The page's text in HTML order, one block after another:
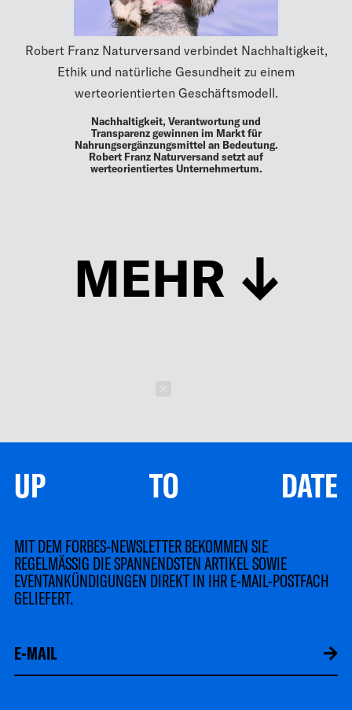
Robert Franz Naturversand verbindet Nachhaltigkeit,
Ethik und natürliche Gesundheit zu einem
werteorientierten Geschäftsmodell.
Nachhaltigkeit, Verantwortung und
Transparenz gewinnen im Markt für
Nahrungsergänzungsmittel an Bedeutung.
Robert Franz Naturversand setzt auf
werteorientiertes Unternehmertum.
MEHR
UP TO DATE
MIT DEM FORBES-NEWSLETTER BEKOMMEN SIE
REGELMÄSSIG DIE SPANNENDSTEN ARTIKEL SOWIE
EVENTANKÜNDIGUNGEN DIREKT IN IHR E-MAIL-POSTFACH
GELIEFERT.